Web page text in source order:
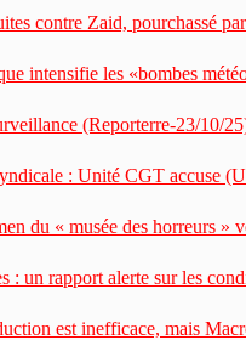
contre Zaid, pourchassé
intensifie les «bombes
(Reporterre-23/10/
: Unité CGT accuse
du « musée des horreurs
: un rapport alerte sur les
est inefficace, mais